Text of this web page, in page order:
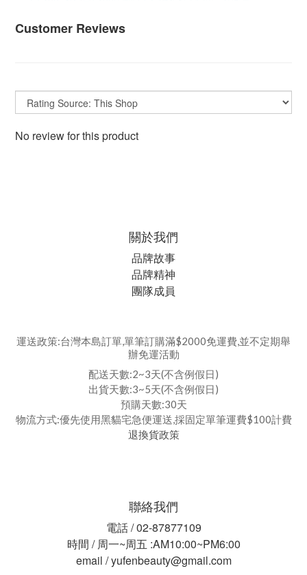
Customer Reviews
No review for this product
關於我們
品牌故事
品牌精神
團隊成員
運送政策:台灣本島訂單,單筆訂購滿$2000免運費,並不定期舉
辦免運活動
配送天數:2~3天(不含例假日)
出貨天數:3~5天(不含例假日)
預購天數:30天
物流方式:優先使用黑貓宅急便運送,採固定單筆運費$100計費
退換貨政策
聯絡我們
電話 / 02-87877109
時間 / 周一~周五 :AM10:00~PM6:00
email / yufenbeauty@gmail.com